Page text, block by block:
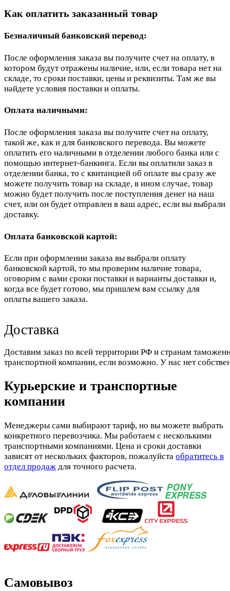
Как оплатить заказанный товар
Безналичный банковский перевод:
После оформления заказа вы получите счет на оплату, в
котором будут отражены наличие, или, если товара нет на
складе, то сроки поставки, цены и реквизиты. Там же вы
найдете условия поставки и оплаты.
Оплата наличными:
После оформления заказа вы получите счет на оплату,
такой же, как и для банковского перевода. Вы можете
оплатить его наличными в отделении любого банка или с
помощью интернет-банкинга. Если вы оплатили заказ в
отделении банка, то с квитанцией об оплате вы сразу же
можете получить товар на складе, в ином случае, товар
можно будет получить после поступления денег на наш
счет, или он будет отправлен в ваш адрес, если вы выбрали
доставку.
Оплата банковской картой:
Если при оформлении заказа вы выбрали оплату
банковской картой, то мы проверим наличие товара,
оговорим с вами сроки поставки и варианты доставки и,
когда все будет готово, мы пришлем вам ссылку для
оплаты вашего заказа.
Доставка
Доставим заказ по всей территории РФ и странам
транспортной компании, если возможно. У нас нет
Курьерские и транспортные
компании
Менеджеры сами выбирают тариф, но вы можете выбрать
конкретного перевозчика. Мы работаем с несколькими
транспортными компаниями. Цена и сроки доставки
зависят от нескольких факторов, пожалуйста обратитесь в
отдел продаж для точного расчета.
Самовывоз